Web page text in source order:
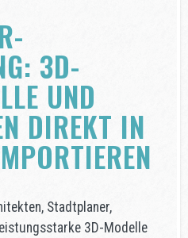
3D-
UND
DIREKT IN
Stadtplaner,
3D-Modelle